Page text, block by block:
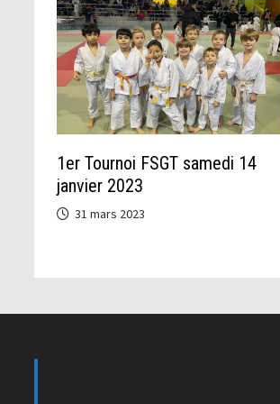
1er Tournoi FSGT samedi 14
janvier 2023
31 mars 2023